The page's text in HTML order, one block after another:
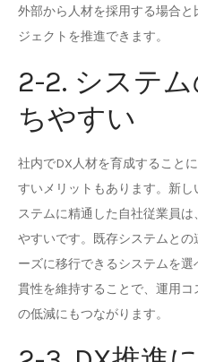
外部から人材を採用する場合
ジェクトを推進できます。
2-2. システ
ちやすい
社内でDX人材を育成すること
すいメリットもあります。新
ステムに精通した自社従業員
やすいです。既存システムと
ーズに移行できるシステムを
貫性を維持することで、運用
の低減にもつながります。